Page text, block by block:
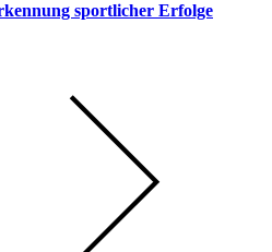
sportlicher Erfolge